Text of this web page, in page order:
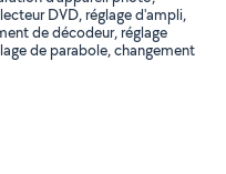
DVD, réglage d'ampli,
de décodeur, réglage
de parabole, changement